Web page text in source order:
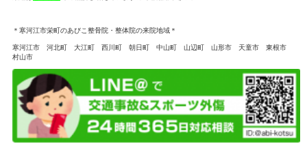
正しい体幹トレーニングを覚える
最近、部活で体幹トレーニングを取り入れている所が増えている
ると間違ったやり方が多いことに気付きます。
ただ同じ姿勢をキープする… １分間キープする… 気を付けるポイントを知らない… 雨の
正しいやり方を覚えるだけで